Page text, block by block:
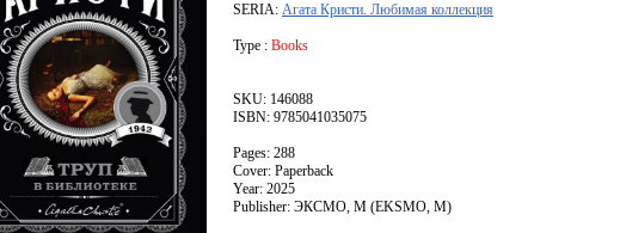
SERIA: Агата Кристи. Любимая коллекция
Type : Books
SKU: 146088
ISBN: 9785041035075
Pages: 288
Cover: Paperback
Year: 2025
Publisher: ЭКСМО, М (EKSMO, M)